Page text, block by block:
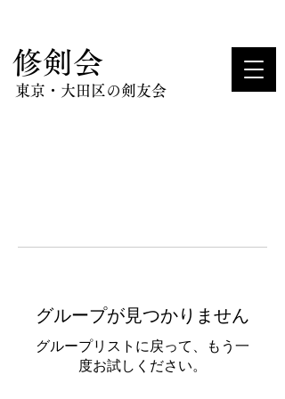
​修剣会
東京・大田区の剣友会
グループが見つかりません
グループリストに戻って、もう一
度お試しください。